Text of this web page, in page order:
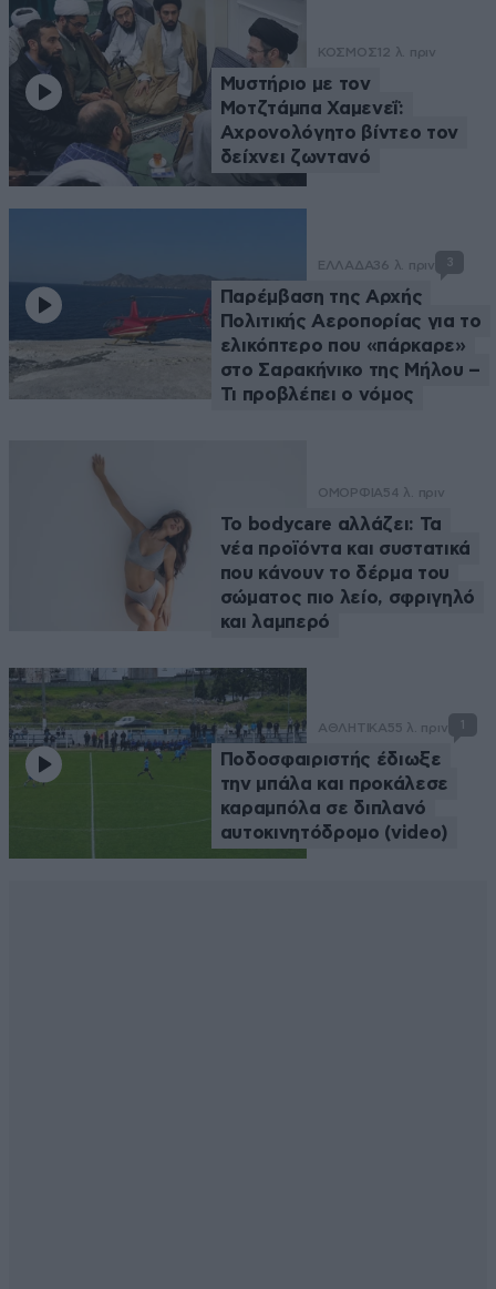
ΚΟΣΜΟΣ 12 λ. πριν
Μυστήριο με τον
Μοτζτάμπα Χαμενεΐ:
Αχρονολόγητο βίντεο τον
δείχνει ζωντανό
ΕΛΛΑΔΑ36 λ. πριν 3
Παρέμβαση της Αρχής
Πολιτικής Αεροπορίας για το
ελικόπτερο που «πάρκαρε»
στο Σαρακήνικο της Μήλου –
Τι προβλέπει ο νόμος
ΟΜΟΡΦΙΑ54 λ. πριν
Το bodycare αλλάζει: Τα
νέα προϊόντα και συστατικά
που κάνουν το δέρμα του
σώματος πιο λείο, σφριγηλό
και λαμπερό
ΑΘΛΗΤΙΚΑ55 λ. πριν 1
Ποδοσφαιριστής έδιωξε
την μπάλα και προκάλεσε
καραμπόλα σε διπλανό
αυτοκινητόδρομο (video)